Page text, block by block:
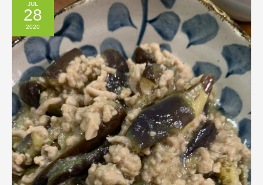
JUL
28
2020